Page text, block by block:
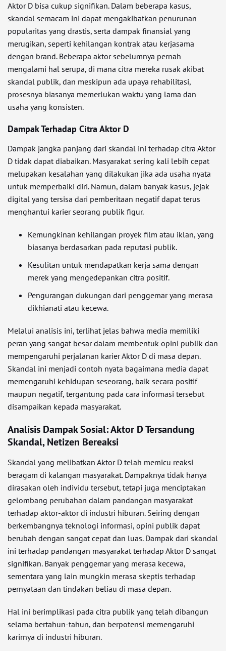
Aktor D bisa cukup signifikan. Dalam beberapa kasus,
skandal semacam ini dapat mengakibatkan penurunan
popularitas yang drastis, serta dampak finansial yang
merugikan, seperti kehilangan kontrak atau kerjasama
dengan brand. Beberapa aktor sebelumnya pernah
mengalami hal serupa, di mana citra mereka rusak akibat
skandal publik, dan meskipun ada upaya rehabilitasi,
prosesnya biasanya memerlukan waktu yang lama dan
usaha yang konsisten.
Dampak Terhadap Citra Aktor D
Dampak jangka panjang dari skandal ini terhadap citra Aktor
D tidak dapat diabaikan. Masyarakat sering kali lebih cepat
melupakan kesalahan yang dilakukan jika ada usaha nyata
untuk memperbaiki diri. Namun, dalam banyak kasus, jejak
digital yang tersisa dari pemberitaan negatif dapat terus
menghantui karier seorang publik figur.
Kemungkinan kehilangan proyek film atau iklan, yang
biasanya berdasarkan pada reputasi publik.
Kesulitan untuk mendapatkan kerja sama dengan
merek yang mengedepankan citra positif.
Pengurangan dukungan dari penggemar yang merasa
dikhianati atau kecewa.
Melalui analisis ini, terlihat jelas bahwa media memiliki
peran yang sangat besar dalam membentuk opini publik dan
mempengaruhi perjalanan karier Aktor D di masa depan.
Skandal ini menjadi contoh nyata bagaimana media dapat
memengaruhi kehidupan seseorang, baik secara positif
maupun negatif, tergantung pada cara informasi tersebut
disampaikan kepada masyarakat.
Analisis Dampak Sosial: Aktor D Tersandung
Skandal, Netizen Bereaksi
Skandal yang melibatkan Aktor D telah memicu reaksi
beragam di kalangan masyarakat. Dampaknya tidak hanya
dirasakan oleh individu tersebut, tetapi juga menciptakan
gelombang perubahan dalam pandangan masyarakat
terhadap aktor-aktor di industri hiburan. Seiring dengan
berkembangnya teknologi informasi, opini publik dapat
berubah dengan sangat cepat dan luas. Dampak dari skandal
ini terhadap pandangan masyarakat terhadap Aktor D sangat
signifikan. Banyak penggemar yang merasa kecewa,
sementara yang lain mungkin merasa skeptis terhadap
pernyataan dan tindakan beliau di masa depan.
Hal ini berimplikasi pada citra publik yang telah dibangun
selama bertahun-tahun, dan berpotensi memengaruhi
karirnya di industri hiburan.